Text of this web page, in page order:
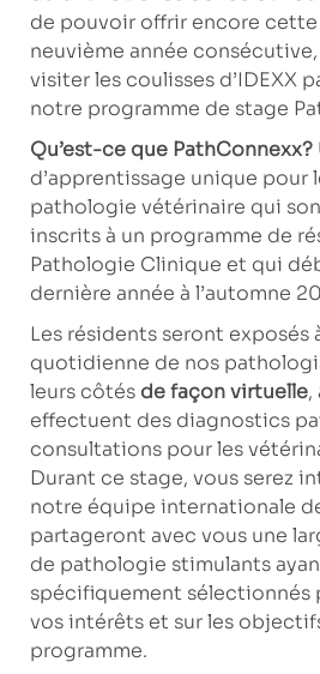
de pouvoir offrir encore cette
neuvième année
visiter les coulisses d’IDEXX
notre programme de stage
Qu’est-ce que PathConnexx?
d’apprentissage unique pour
pathologie vétérinaire qui
inscrits à un programme de
Pathologie Clinique et qui
dernière année à l’automne
Les résidents seront exposés
quotidienne de nos
leurs côtés de façon virtuelle,
effectuent des diagnostics
consultations pour les
Durant ce stage, vous serez
notre équipe internationale
partageront avec vous une
de pathologie stimulants
spécifiquement sélectionnés
vos intérêts et sur les
programme.